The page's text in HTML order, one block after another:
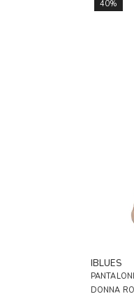
40%
IBLUES
DONNA